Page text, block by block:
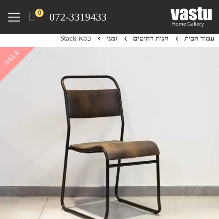
content
072-3319433
0
Menu
עמוד הבית חנות רהיטים זמני כסא Stack
SALE